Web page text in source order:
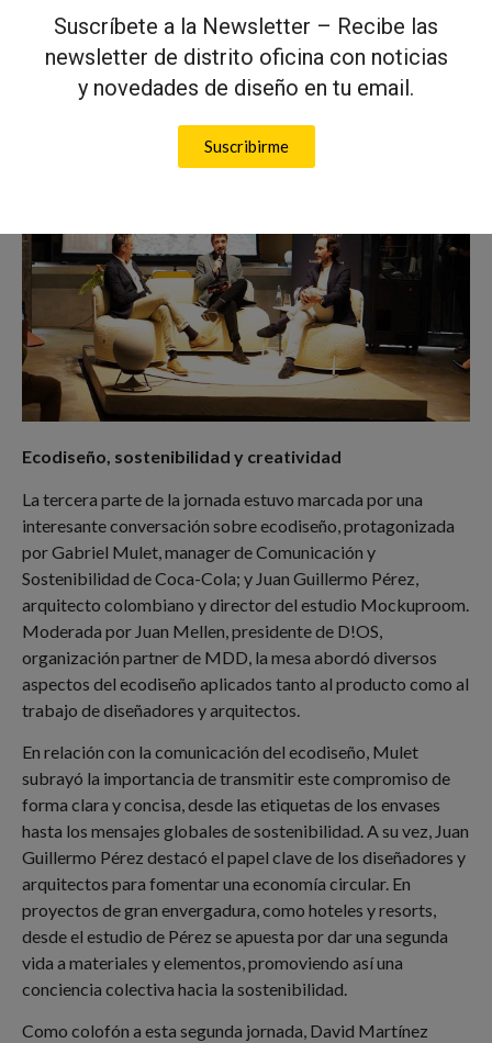
lugares de trabajo y los hospitales quieren ser espacios no solo
acompañamiento. Ese es el mundo en el que trabajamos, el de
los espacios colectivos«, explicó.
Ecodiseño, sostenibilidad y creatividad
La tercera parte de la jornada estuvo marcada por una
interesante conversación sobre ecodiseño, protagonizada
por Gabriel Mulet, manager de Comunicación y
Sostenibilidad de Coca-Cola; y Juan Guillermo Pérez,
arquitecto colombiano y director del estudio Mockuproom.
Moderada por Juan Mellen, presidente de D!OS,
organización partner de MDD, la mesa abordó diversos
aspectos del ecodiseño aplicados tanto al producto como al
trabajo de diseñadores y arquitectos.
En relación con la comunicación del ecodiseño, Mulet
subrayó la importancia de transmitir este compromiso de
forma clara y concisa, desde las etiquetas de los envases
hasta los mensajes globales de sostenibilidad. A su vez, Juan
Guillermo Pérez destacó el papel clave de los diseñadores y
arquitectos para fomentar una economía circular. En
proyectos de gran envergadura, como hoteles y resorts,
desde el estudio de Pérez se apuesta por dar una segunda
vida a materiales y elementos, promoviendo así una
conciencia colectiva hacia la sostenibilidad.
Como colofón a esta segunda jornada, David Martínez
Suscríbete a la Newsletter – Recibe las
newsletter de distrito oficina con noticias
y novedades de diseño en tu email.
Suscribirme